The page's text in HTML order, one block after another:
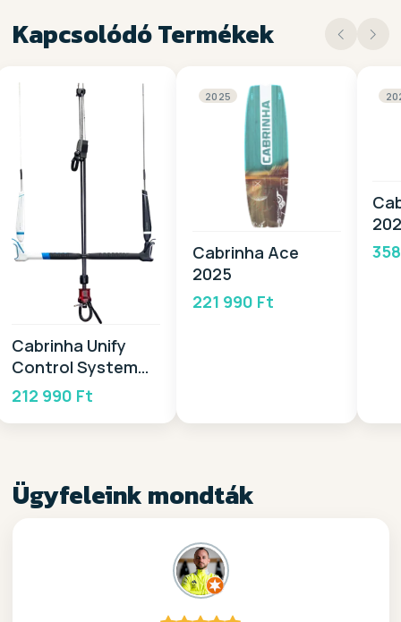
Kapcsolódó Termékek
Cabrinha Unify
Control System
2026
212 990 Ft
2025
Cabrinha Ace
2025
221 990 Ft
Ügyfeleink mondták